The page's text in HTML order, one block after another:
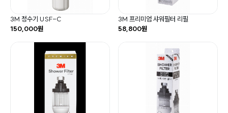
3M 정수기 USF-C
150,000원
3M 프리미엄 샤워필터 리필
58,800원